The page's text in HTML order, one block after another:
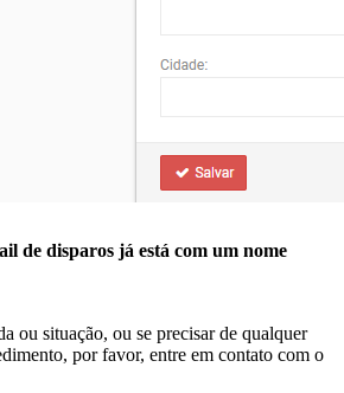
de disparos já está com um nome
ou situação, ou se precisar de qualquer
por favor, entre em contato com o